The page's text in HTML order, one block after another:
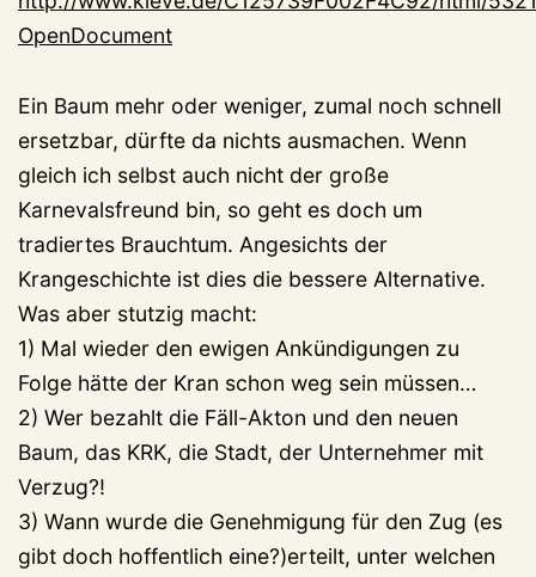
OpenDocument
Ein Baum mehr oder weniger, zumal noch schnell
ersetzbar, dürfte da nichts ausmachen. Wenn
gleich ich selbst auch nicht der große
Karnevalsfreund bin, so geht es doch um
tradiertes Brauchtum. Angesichts der
Krangeschichte ist dies die bessere Alternative.
Was aber stutzig macht:
1) Mal wieder den ewigen Ankündigungen zu
Folge hätte der Kran schon weg sein müssen…
2) Wer bezahlt die Fäll-Akton und den neuen
Baum, das KRK, die Stadt, der Unternehmer mit
Verzug?!
3) Wann wurde die Genehmigung für den Zug (es
gibt doch hoffentlich eine?)erteilt, unter welchen